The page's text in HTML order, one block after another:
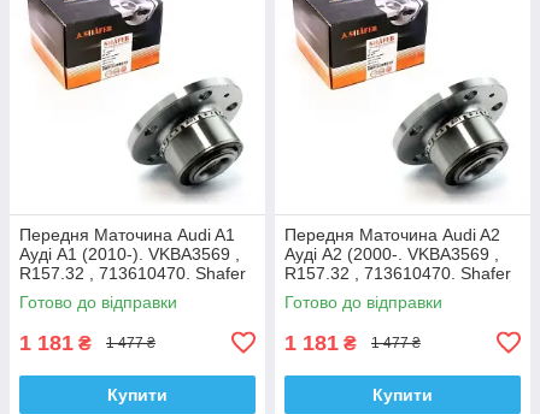
Передня Маточина Audi A1
Ауді А1 (2010-). VKBA3569 ,
R157.32 , 713610470. Shafer
Австрія
Готово до відправки
1 181 ₴ 1 477 ₴
Купити
Передня Маточина Audi A2
Ауді А2 (2000-. VKBA3569 ,
R157.32 , 713610470. Shafer
Австрія
Готово до відправки
1 181 ₴ 1 477 ₴
Купити